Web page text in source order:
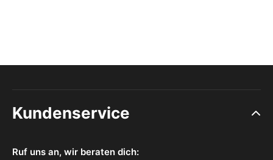
Kundenservice
Ruf uns an, wir beraten dich: